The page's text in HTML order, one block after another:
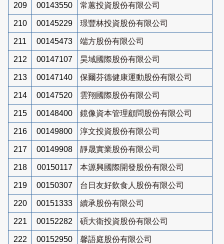
209 00143550 常蕙投資股份有限公司
210 00145229 璟豐林投資股份有限公司
211 00145473 端方股份有限公司
212 00147107 昊域國際股份有限公司
213 00147140 保爾芬德健康運動股份有限公司
214 00147520 雲翔國際股份有限公司
215 00148400 鏡像資本管理顧問股份有限公司
216 00149800 淳文投資股份有限公司
217 00149908 靜晟實業股份有限公司
218 00150117 本源興國際開發股份有限公司
219 00150307 台日友好飲食人股份有限公司
220 00151333 續承股份有限公司
221 00152282 碩大衛投資股份有限公司
222 00152950 馨語庭股份有限公司